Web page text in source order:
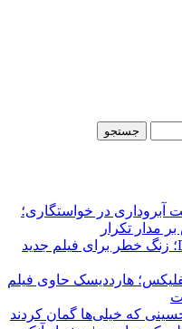
آبروداری در خواستگاری؛
استقبال کم‌رمق از تریلر Digger؛ زنگ خطر برای فیلم جدید
از نتفلیکس؛ هارددیسک حاوی فیلم
که خیلی‌ها گمان کردند